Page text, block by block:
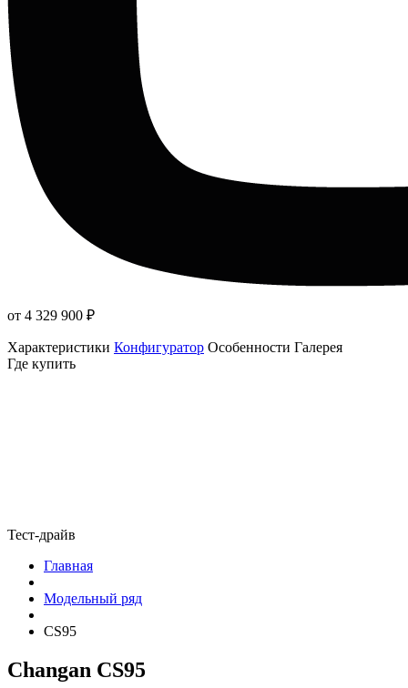
от 4 329 900 ₽
Характеристики Конфигуратор Особенности Галерея
Где купить
Тест-драйв
Главная
Модельный ряд
CS95
Changan CS95